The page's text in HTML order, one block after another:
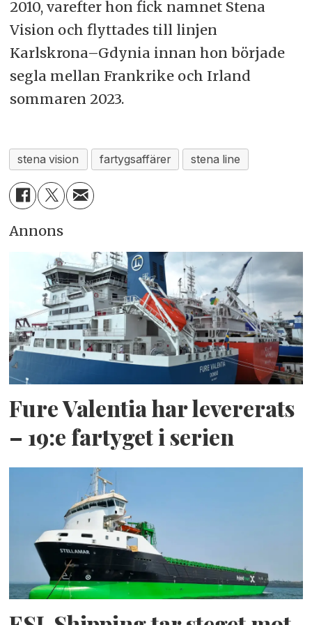
2010, varefter hon fick namnet Stena
Vision och flyttades till linjen
Karlskrona–Gdynia innan hon började
segla mellan Frankrike och Irland
sommaren 2023.
stena vision fartygsaffärer stena line
Annons
Fure Valentia har levererats
– 19:e fartyget i serien